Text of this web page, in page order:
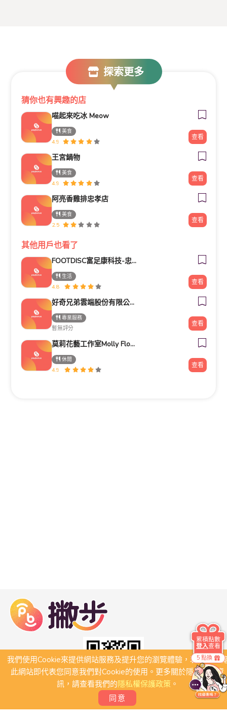
探索更多
猜你也有興趣的店
喵起來吃冰 Meow
美食
4.9
查看
王宮鍋物
美食
4.9
查看
阿亮香雞排忠孝店
美食
2.5
查看
其他用戶也看了
FOOTDISC富足康科技-忠孝直營門市
生活
4.8
查看
好奇兄弟雲端股份有限公司｜Google行銷導客顧問・高雄台南行銷顧問
專業服務
暫無評分
查看
莫莉花藝工作室Molly Florist
休閒
4.9
查看
我們使用Cookie來提供網站服務及提升您的瀏覽體驗，若繼續瀏
此網站即代表您同意我們對Cookie的使用。更多關於隱私保護資
訊，請查看我們的隱私權保護政策。
同意
5 點換
累積點數
登入查看